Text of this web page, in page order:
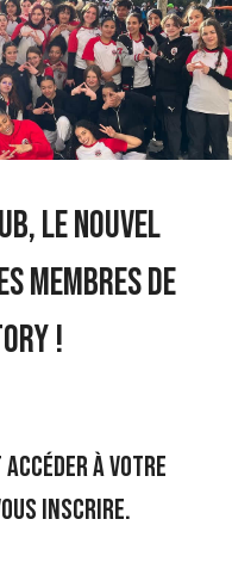
le nouvel
membres de
!
à votre
inscrire.